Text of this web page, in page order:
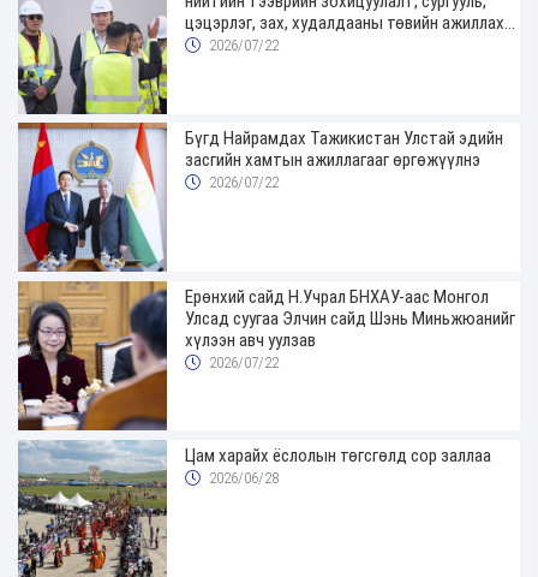
цэцэрлэг, зах, худалдааны төвийн ажиллах
хуваарийг гаргаж, иргэдэд мэдээлэхийг
2026/07/22
Бүгд Найрамдах Тажикистан Улстай эдийн
засгийн хамтын ажиллагааг өргөжүүлнэ
2026/07/22
Ерөнхий сайд Н.Учрал БНХАУ-аас Монгол
Улсад суугаа Элчин сайд Шэнь Миньжюанийг
хүлээн авч уулзав
2026/07/22
Цам харайх ёслолын төгсгөлд сор заллаа
2026/06/28